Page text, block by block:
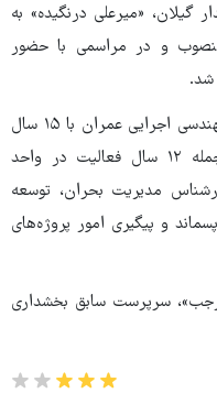
«میرعلی درنگیده» به
و در مراسمی با حضور
شد.
میرعلی درنگیده، دارای مدرک کارشناسی مهندسی اجرایی عمران با ۱۵ سال
سابقه خدمت در فرمانداری لنگرود، از جمله ۱۲ سال فعالیت در واحد
مدیریت بحران، توسعه
و پیگیری امور پروژه‌های
سرپرست سابق بخشداری